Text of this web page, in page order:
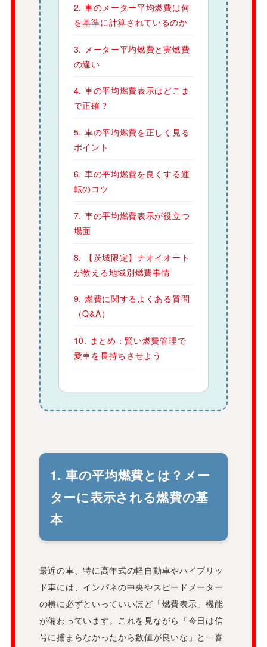
2. 車のメーター平均燃費は何
を基準に計算されているのか
3. メーター平均燃費と実燃費
の違い
4. 車の平均燃費表示はどこま
で正確？
5. 車の平均燃費を正しく見る
ポイント
6. 車の平均燃費を良くする運
転のコツ
7. 車の平均燃費表示が役立つ
場面
8. 【茨城限定】ナオイオート
が教える地域別燃費事情
9. 燃費に関するよくある質問
（Q&A）
10. まとめ：賢い燃費管理で
愛車を長持ちさせよう
1. 車の平均燃費とは？メー
ターに表示される燃費の基
本
最近の車、特に高年式の軽自動車やハイブリッ
ド車には、インパネの中央やスピードメーター
の横に必ずといっていいほど「燃費表示」機能
が備わっています。これを見ながら「今日は信
号に捕まらなかったから数値が良いな」と一喜